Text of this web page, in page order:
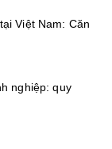
Việt Nam: Căn
nghiệp: quy